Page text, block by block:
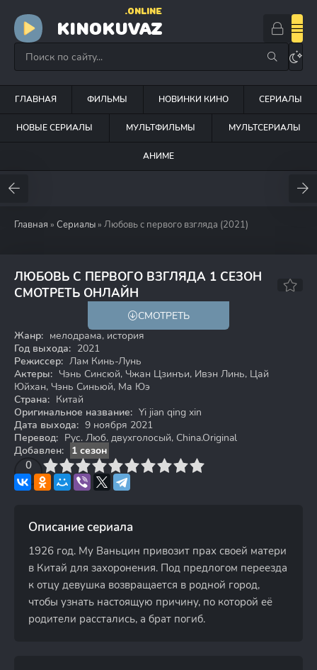
KINOKUVAZ
.ONLINE
ГЛАВНАЯ ФИЛЬМЫ НОВИНКИ КИНО СЕРИАЛЫ
НОВЫЕ СЕРИАЛЫ МУЛЬТФИЛЬМЫ МУЛЬТСЕРИАЛЫ
АНИМЕ
Главная » Сериалы » Любовь с первого взгляда (2021)
ЛЮБОВЬ С ПЕРВОГО ВЗГЛЯДА 1 СЕЗОН
СМОТРЕТЬ ОНЛАЙН
8.0
СМОТРЕТЬ
Жанр: мелодрама, история
Год выхода: 2021
Режиссер: Лам Кинь-Лунь
Актеры: Чэнь Синсюй, Чжан Цзинъи, Ивэн Линь, Цай
Юйхан, Чэнь Синьюй, Ма Юэ
Страна: Китай
Оригинальное название: Yi jian qing xin
Дата выхода: 9 ноября 2021
Перевод: Рус. Люб. двухголосый, China.Original
Добавлен:
1 сезон
0
4 6 7 8 9 10
Описание сериала
1926 год. Му Ваньцин привозит прах своей матери
в Китай для захоронения. Под предлогом переезда
к отцу девушка возвращается в родной город,
чтобы узнать настоящую причину, по которой её
родители расстались, а брат погиб.